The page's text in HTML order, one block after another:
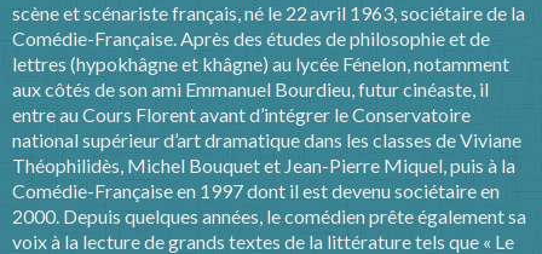
scène et scénariste français, né le 22 avril 1963, sociétaire de la
Comédie-Française. Après des études de philosophie et de
lettres (hypokhâgne et khâgne) au lycée Fénelon, notamment
aux côtés de son ami Emmanuel Bourdieu, futur cinéaste, il
entre au Cours Florent avant d’intégrer le Conservatoire
national supérieur d’art dramatique dans les classes de Viviane
Théophilidès, Michel Bouquet et Jean-Pierre Miquel, puis à la
Comédie-Française en 1997 dont il est devenu sociétaire en
2000. Depuis quelques années, le comédien prête également sa
voix à la lecture de grands textes de la littérature tels que « Le